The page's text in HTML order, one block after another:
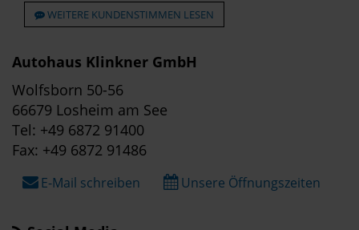
WEITERE KUNDENSTIMMEN LESEN
Autohaus Klinkner GmbH
Wolfsborn 50-56
66679 Losheim am See
Tel: +49 6872 91400
Fax: +49 6872 91486
E-Mail schreiben Unsere Öffnungszeiten